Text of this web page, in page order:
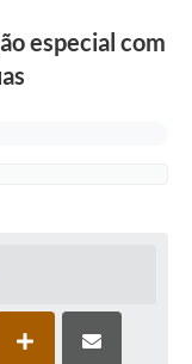
especial com